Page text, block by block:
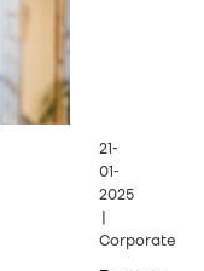
21-
01-
2025
|
Corporate